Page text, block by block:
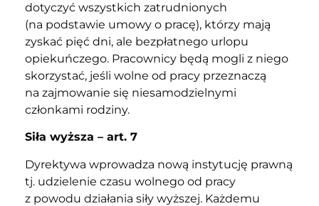
dotyczyć wszystkich zatrudnionych
(na podstawie umowy o pracę), którzy mają
zyskać pięć dni, ale bezpłatnego urlopu
opiekuńczego. Pracownicy będą mogli z niego
skorzystać, jeśli wolne od pracy przeznaczą
na zajmowanie się niesamodzielnymi
członkami rodziny.
Siła wyższa – art. 7
Dyrektywa wprowadza nową instytucję prawną
tj. udzielenie czasu wolnego od pracy
z powodu działania siły wyższej. Każdemu